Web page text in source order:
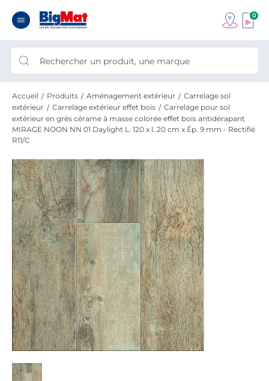
0
Accueil Produits Aménagement extérieur
Carrelage sol
extérieur
Carrelage extérieur effet bois
Carrelage pour sol
extérieur en grès cérame à masse colorée effet bois antidérapant
MIRAGE NOON NN 01 Daylight L. 120 x l. 20 cm x Ép. 9 mm - Rectifié
R11/C